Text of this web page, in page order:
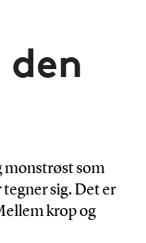
monstrøst som
sig. Det er
krop og